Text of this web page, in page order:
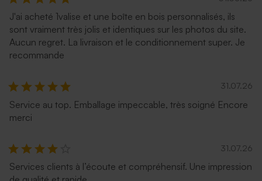
J'ai acheté 1valise et une boîte en bois personnalisés, ils
sont vraiment très jolis et identiques sur les photos du site.
Aucun regret. La livraison et le conditionnement super. Je
recommande
31.07.26
Service au top. Emballage impeccable, très soigné Encore
merci
31.07.26
Services clients à l’écoute et compréhensif. Une impression